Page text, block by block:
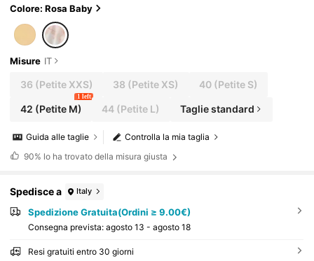
ura, primavera & estate
Colore: Rosa Baby
Misure IT
36 (Petite XXS) 38 (Petite XS) 40(Petite S)
42 (Petite M)
1 left
44 (Petite L) Taglie standard
Controlla la mia taglia
Guida alle taglie
90% lo ha trovato della misura giusta
Spedisce a Italy
Spedizione Gratuita(Ordini ≥ 9.00€)
Consegna prevista: agosto 13 - agosto 18
Resi gratuiti entro 30 giorni